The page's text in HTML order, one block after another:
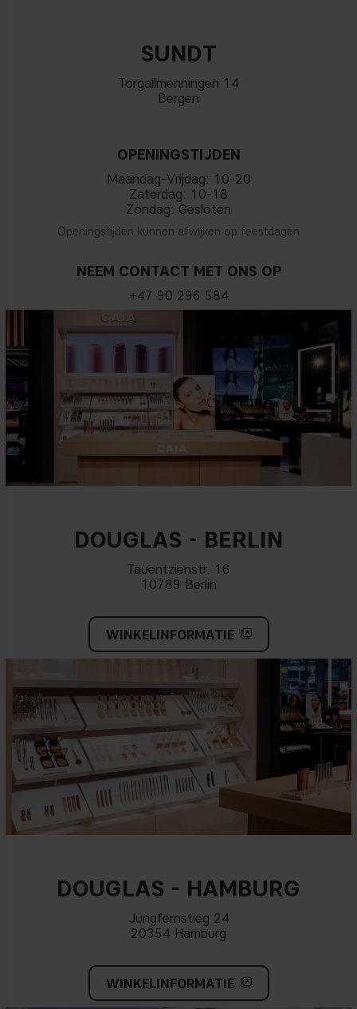
SUNDT
Torgallmenningen 14
Bergen
OPENINGSTIJDEN
Maandag-Vrijdag: 10-20
Zaterdag: 10-18
Zondag: Gesloten
Openingstijden kunnen afwijken op feestdagen
NEEM CONTACT MET ONS OP
+47 90 296 584
DOUGLAS - BERLIN
Tauentzienstr. 16
10789 Berlin
WINKELINFORMATIE
DOUGLAS - HAMBURG
Jungfernstieg 24
20354 Hamburg
WINKELINFORMATIE